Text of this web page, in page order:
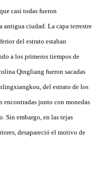
casi todas fueron
antigua ciudad. La capa terrestre
del estrato estaban
a los primeros tiempos de
Qingliang fueron sacadas
del estrato de los
encontradas junto con monedas
Sin embargo, en las tejas
desapareció el motivo de